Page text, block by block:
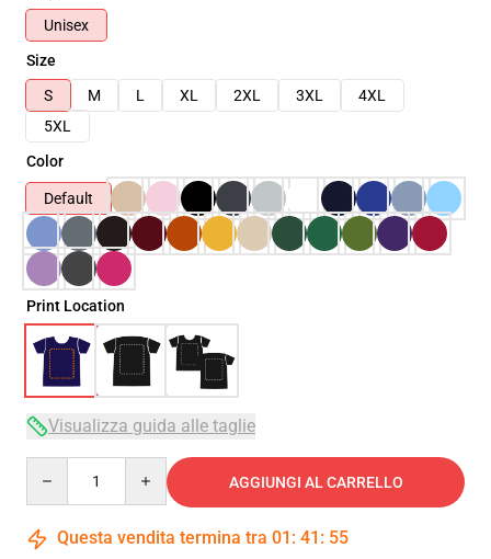
Unisex
Size
S
M L XL 2XL 3XL
4XL
5XL
Color
Default
Print Location
Visualizza guida alle taglie
AGGIUNGI AL CARRELLO
Questa vendita termina tra 01 : 41 : 54